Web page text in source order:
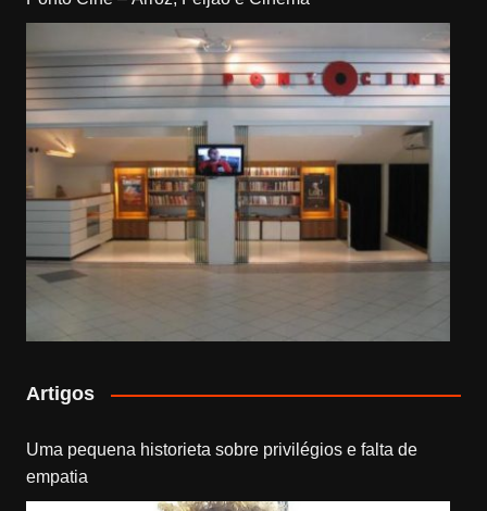
Artigos
Uma pequena historieta sobre privilégios e falta de
empatia